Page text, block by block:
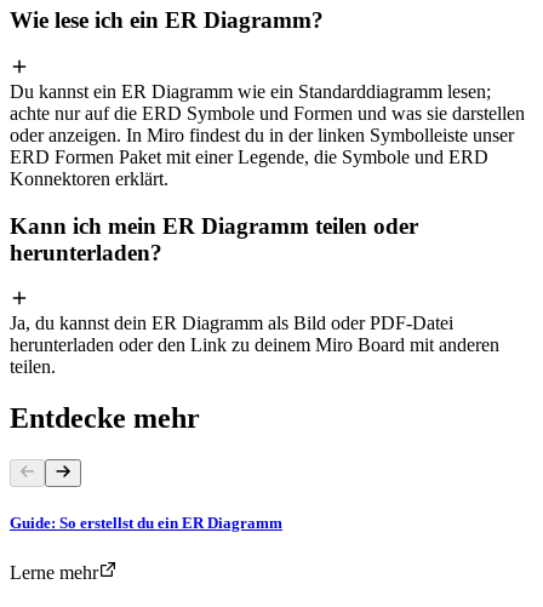
Wie lese ich ein ER Diagramm?
Du kannst ein ER Diagramm wie ein Standarddiagramm lesen;
achte nur auf die ERD Symbole und Formen und was sie darstellen
oder anzeigen. In Miro findest du in der linken Symbolleiste unser
ERD Formen Paket mit einer Legende, die Symbole und ERD
Konnektoren erklärt.
Kann ich mein ER Diagramm teilen oder
herunterladen?
Ja, du kannst dein ER Diagramm als Bild oder PDF-Datei
herunterladen oder den Link zu deinem Miro Board mit anderen
teilen.
Entdecke mehr
Guide: So erstellst du ein ER Diagramm
Lerne mehr